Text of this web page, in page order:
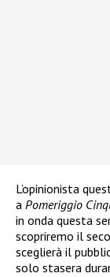
L’opinionista
a Pomeriggio
in onda questa
scopriremo il
sceglierà il
solo stasera